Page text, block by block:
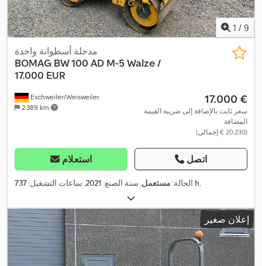
1 / 9
Eschweiler/Weisweiler
2.389 km
مدحلة أسطوانة واحدة
BOMAG BW 100 AD M-5 Walze /
17.000 EUR
‏17.000 €
سعر ثابت بالإضافة إلى ضريبة القيمة
المضافة
(‏20.230 € إجمالي)
استعلام اتصل
الحالة: مستعمل, سنة الصنع: 2021, ساعات التشغيل: 737 h,
إعلان صغير